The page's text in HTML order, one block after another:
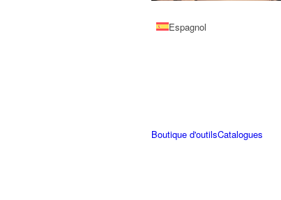
Espagnol
Boutique d'outilsCatalogues